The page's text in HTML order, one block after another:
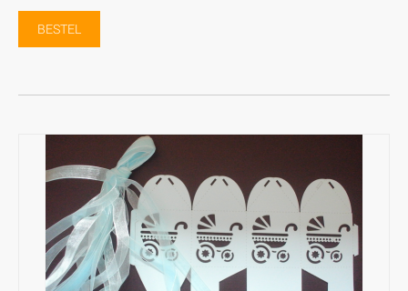
BESTEL